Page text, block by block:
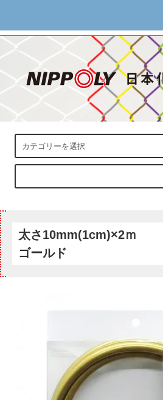
太さ10mm(1cm)×2ｍ
ゴールド